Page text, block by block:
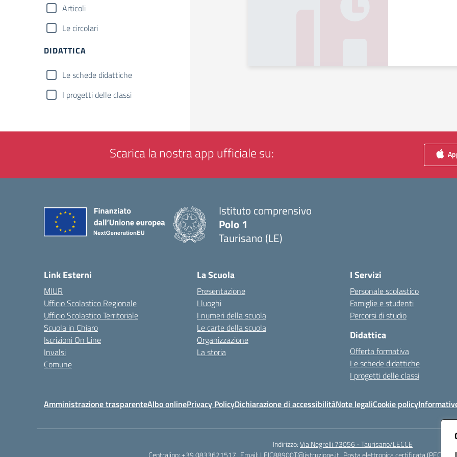
Articoli
Le circolari
DIDATTICA
Le schede didattiche
I progetti delle classi
Scarica la nostra app ufficiale su:
Istituto comprensivo
Polo 1
Taurisano (LE)
Link Esterni
MIUR
Ufficio Scolastico Regionale
Ufficio Scolastico Territoriale
Scuola in Chiaro
Iscrizioni On Line
Invalsi
Comune
La Scuola
Presentazione
I luoghi
I numeri della scuola
Le carte della scuola
Organizzazione
La storia
I Servizi
Personale scolastico
Famiglie e studenti
Percorsi di studio
Didattica
Offerta formativa
Le schede didattiche
I progetti delle classi
Amministrazione trasparenteAlbo onlinePrivacy PolicyDichiarazione di accessibilitàNote legaliCookie policy
Indirizzo:Via Negrelli 73056 - Taurisano/LECCE
Centralino:+39 0833621517 Email: LEIC88900T@istruzione.it Posta elettronica certificata (PEC):